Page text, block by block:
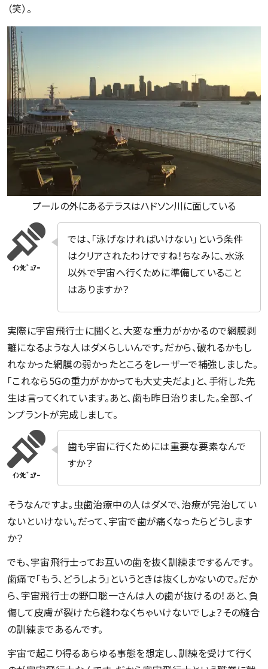
（笑）。
プールの外にあるテラスはハドソン川に面している
では、「泳げなければいけない」という条件
はクリアされたわけですね！ちなみに、水泳
以外で宇宙へ行くために準備していること
はありますか？
実際に宇宙飛行士に聞くと、大変な重力がかかるので網膜剥
離になるような人はダメらしいんです。だから、破れるかもし
れなかった網膜の弱かったところをレーザーで補強しました。
「これなら5Gの重力がかかっても大丈夫だよ」と、手術した先
生は言ってくれています。あと、歯も昨日治りました。全部、イ
ンプラントが完成しまして。
歯も宇宙に行くためには重要な要素なんで
すか？
そうなんですよ。虫歯治療中の人はダメで、治療が完治してい
ないといけない。だって、宇宙で歯が痛くなったらどうします
か？
でも、宇宙飛行士ってお互いの歯を抜く訓練までするんです。
歯痛で「もう、どうしよう」というときは抜くしかないので。だか
ら、宇宙飛行士の野口聡一さんは人の歯が抜けるの！あと、負
傷して皮膚が裂けたら縫わなくちゃいけないでしょ？その縫合
の訓練まであるんです。
宇宙で起こり得るあらゆる事態を想定し、訓練を受けて行く